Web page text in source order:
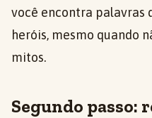
você encontra palavras
heróis, mesmo quando
mitos.
Segundo passo: